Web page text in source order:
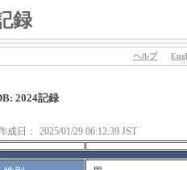
録
ヘルプ
2024記録
成日： 2025/01/29 06:12:39 JST